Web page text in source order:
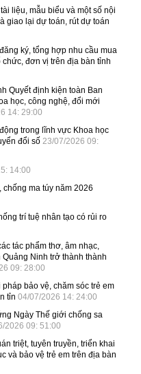
liệu, mẫu biểu và một số nội
giao lại dự toán, rút dự toán
ký, tổng hợp nhu cầu mua
đơn vị trên địa bàn tỉnh
Quyết định kiện toàn Ban
học, công nghệ, đổi mới
14: 29:00
trong lĩnh vực Khoa học
đổi số 23/07/2026 09:
14:00
ma túy năm 2026
trí tuệ nhân tạo có rủi ro
tác phẩm thơ, âm nhạc,
Ninh trở thành thành
09: 28:00
bảo vệ, chăm sóc trẻ em
tỉn 04/07/2026 14: 24:00
Ngày Thế giới chống sa
2026 09: 51:00
triệt, tuyên truyền, triển khai
và bảo vệ trẻ em trên địa bàn